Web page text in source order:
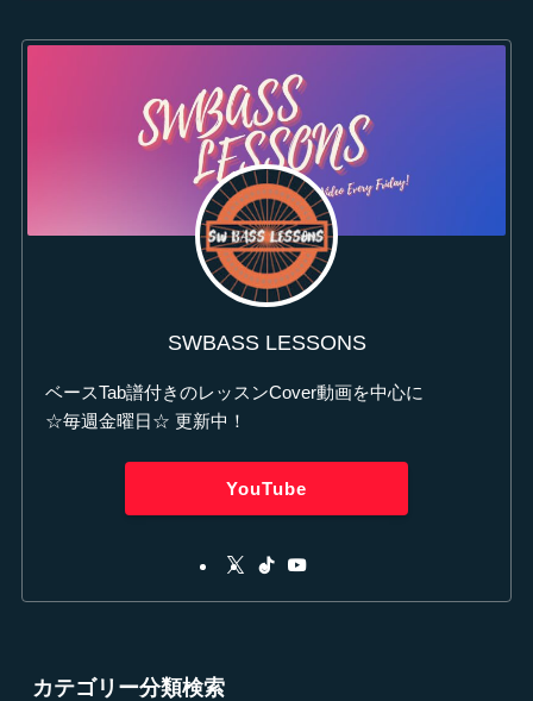
SWBASS LESSONS
ベースTab譜付きのレッスンCover動画を中心に
☆毎週金曜日☆ 更新中！
YouTube
カテゴリー分類検索